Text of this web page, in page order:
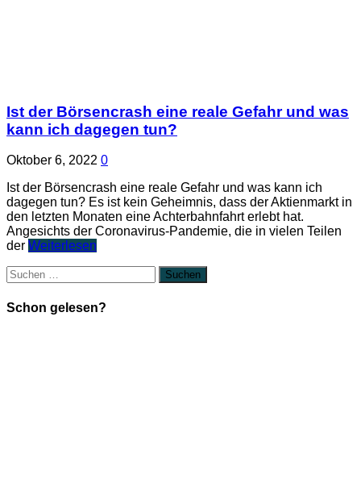
Ist der Börsencrash eine reale Gefahr und was
kann ich dagegen tun?
Oktober 6, 2022 0
Ist der Börsencrash eine reale Gefahr und was kann ich
dagegen tun? Es ist kein Geheimnis, dass der Aktienmarkt in
den letzten Monaten eine Achterbahnfahrt erlebt hat.
Angesichts der Coronavirus-Pandemie, die in vielen Teilen
der Weiterlesen
Suchen
nach:
Schon gelesen?